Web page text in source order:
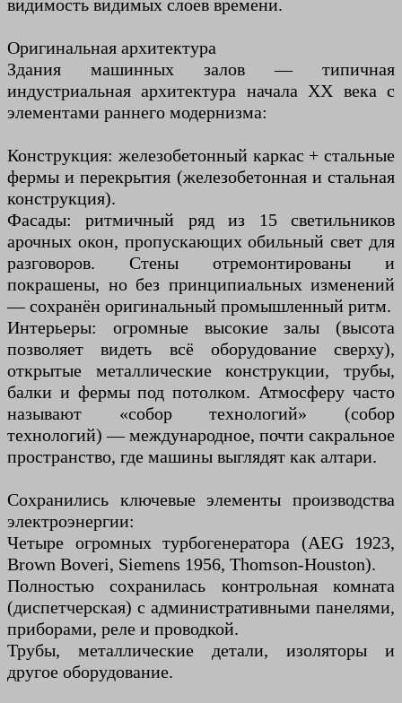
видимость видимых слоев времени.
Оригинальная архитектура
Здания машинных залов — типичная
индустриальная архитектура начала XX века с
элементами раннего модернизма:
Конструкция: железобетонный каркас + стальные
фермы и перекрытия (железобетонная и стальная
конструкция).
Фасады: ритмичный ряд из 15 светильников
арочных окон, пропускающих обильный свет для
разговоров. Стены отремонтированы и
покрашены, но без принципиальных изменений
— сохранён оригинальный промышленный ритм.
Интерьеры: огромные высокие залы (высота
позволяет видеть всё оборудование сверху),
открытые металлические конструкции, трубы,
балки и фермы под потолком. Атмосферу часто
называют «собор технологий» (собор
технологий) — международное, почти сакральное
пространство, где машины выглядят как алтари.
Сохранились ключевые элементы производства
электроэнергии:
Четыре огромных турбогенератора (AEG 1923,
Brown Boveri, Siemens 1956, Thomson-Houston).
Полностью сохранилась контрольная комната
(диспетчерская) с административными панелями,
приборами, реле и проводкой.
Трубы, металлические детали, изоляторы и
другое оборудование.